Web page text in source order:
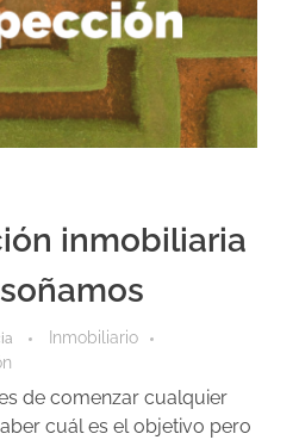
inmobiliaria
Inmobiliario
de comenzar cualquier
cuál es el objetivo pero